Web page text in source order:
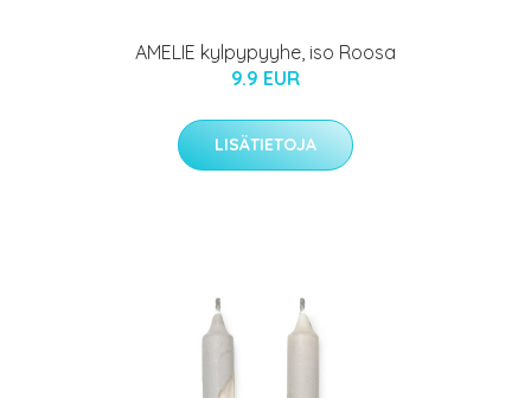
AMELIE kylpypyyhe, iso Roosa
9.9 EUR
LISÄTIETOJA